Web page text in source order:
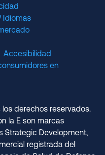
Idiomas
Accesibilidad
en
derechos reservados.
la E son marcas
Strategic Development,
registrada del